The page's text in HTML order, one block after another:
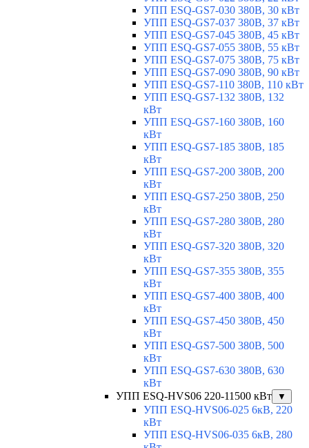
УПП ESQ-GS7-030 380В, 30 кВт
УПП ESQ-GS7-037 380В, 37 кВт
УПП ESQ-GS7-045 380В, 45 кВт
УПП ESQ-GS7-055 380В, 55 кВт
УПП ESQ-GS7-075 380В, 75 кВт
УПП ESQ-GS7-090 380В, 90 кВт
УПП ESQ-GS7-110 380В, 110 кВт
УПП ESQ-GS7-132 380В, 132
кВт
УПП ESQ-GS7-160 380В, 160
кВт
УПП ESQ-GS7-185 380В, 185
кВт
УПП ESQ-GS7-200 380В, 200
кВт
УПП ESQ-GS7-250 380В, 250
кВт
УПП ESQ-GS7-280 380В, 280
кВт
УПП ESQ-GS7-320 380В, 320
кВт
УПП ESQ-GS7-355 380В, 355
кВт
УПП ESQ-GS7-400 380В, 400
кВт
УПП ESQ-GS7-450 380В, 450
кВт
УПП ESQ-GS7-500 380В, 500
кВт
УПП ESQ-GS7-630 380В, 630
кВт
УПП ESQ-HVS06 220-11500 кВт
▼
УПП ESQ-HVS06-025 6кВ, 220
кВт
УПП ESQ-HVS06-035 6кВ, 280